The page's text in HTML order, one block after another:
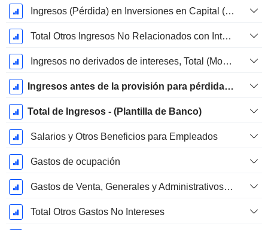
Ingresos (Pérdida) en Inversiones en Capital (Bloque de Ingresos) - (Plantilla Bancaria)
Total Otros Ingresos No Relacionados con Intereses
Ingresos no derivados de intereses, Total (Modelo Bancario)
Ingresos antes de la provisión para pérdidas por préstamos
Total de Ingresos - (Plantilla de Banco)
Salarios y Otros Beneficios para Empleados
Gastos de ocupación
Gastos de Venta, Generales y Administrativos, Total - (Específico del Modelo)
Total Otros Gastos No Intereses